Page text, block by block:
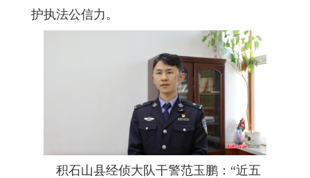
护执法公信力。
积石山县经侦大队干警范玉鹏：“近五